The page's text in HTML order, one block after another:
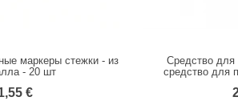
маркеры стежки - из
- 20 шт
€
К
Средство для
средство для